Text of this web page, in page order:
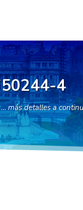
4
más detalles a